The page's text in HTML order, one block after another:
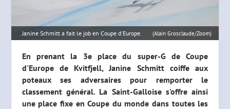
Janine Schmitt a fait le job en Coupe d'Europe. (Alain Grosclaude/Zoom)
En prenant la 3e place du super-G de Coupe
d'Europe de Kvitfjell, Janine Schmitt coiffe aux
poteaux ses adversaires pour remporter le
classement général. La Saint-Galloise s'offre ainsi
une place fixe en Coupe du monde dans toutes les